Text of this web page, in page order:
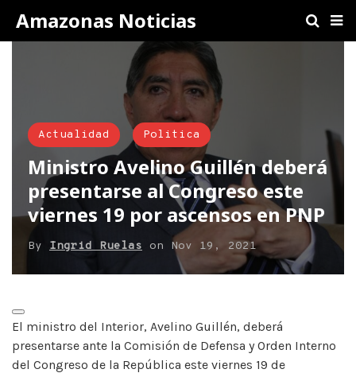
Amazonas Noticias
Actualidad Politica
Ministro Avelino Guillén deberá
presentarse al Congreso este
viernes 19 por ascensos en PNP
By Ingrid Ruelas on Nov 19, 2021
El ministro del Interior, Avelino Guillén, deberá
presentarse ante la Comisión de Defensa y Orden Interno
del Congreso de la República este viernes 19 de